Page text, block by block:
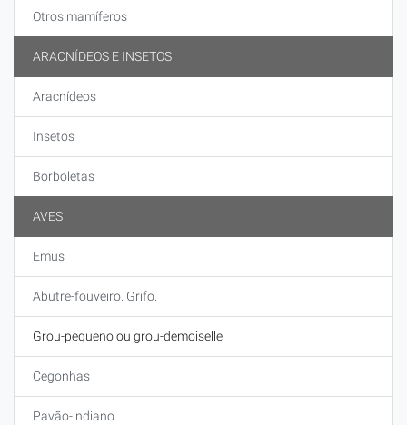
Otros mamíferos
ARACNÍDEOS E INSETOS
Aracnídeos
Insetos
Borboletas
AVES
Emus
Abutre-fouveiro. Grifo.
Grou-pequeno ou grou-demoiselle
Cegonhas
Pavão-indiano